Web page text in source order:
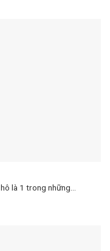
là 1 trong những...